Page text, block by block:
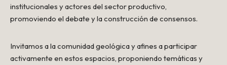
institucionales y actores del sector productivo,
promoviendo el debate y la construcción de consensos.
Invitamos a la comunidad geológica y afines a participar
activamente en estos espacios, proponiendo temáticas y